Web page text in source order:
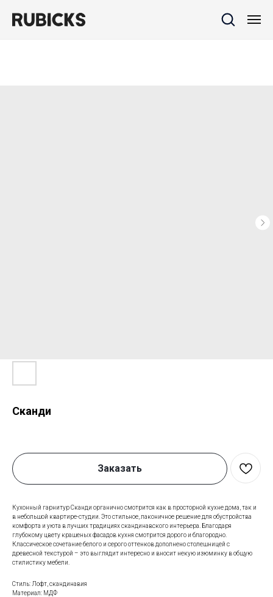
Сканди
Заказать
Кухонный гарнитур Сканди органично смотрится как в просторной кухне дома, так и
в небольшой квартире-студии. Это стильное, лаконичное решение для обустройства
комфорта и уюта в лучших традициях скандинавского интерьера. Благодаря
глубокому цвету крашеных фасадов кухня смотрится дорого и благородно.
Классическое сочетание белого и серого оттенков дополнено столешницей с
древесной текстурой – это выглядит интересно и вносит некую изюминку в общую
стилистику мебели.
Стиль: Лофт, скандинавия
Материал: МДФ